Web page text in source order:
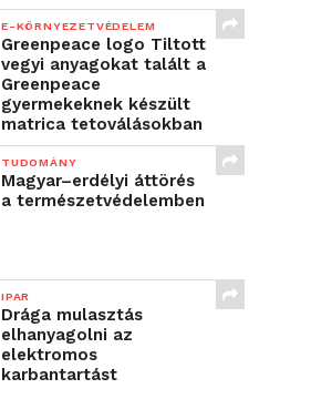
E-KÖRNYEZETVÉDELEM
Greenpeace logo Tiltott
vegyi anyagokat talált a
Greenpeace
gyermekeknek készült
matrica tetoválásokban
TUDOMÁNY
Magyar–erdélyi áttörés
a természetvédelemben
IPAR
Drága mulasztás
elhanyagolni az
elektromos
karbantartást